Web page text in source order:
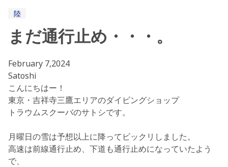
陸
まだ通行止め・・・。
February 7,2024
Satoshi
こんにちはー！
東京・吉祥寺三鷹エリアのダイビングショップ
トラウムスクーバのサトシです。
月曜日の雪は予想以上に降ってビックリしました。
高速は前線通行止め、下道も通行止めになっていたよう
で、